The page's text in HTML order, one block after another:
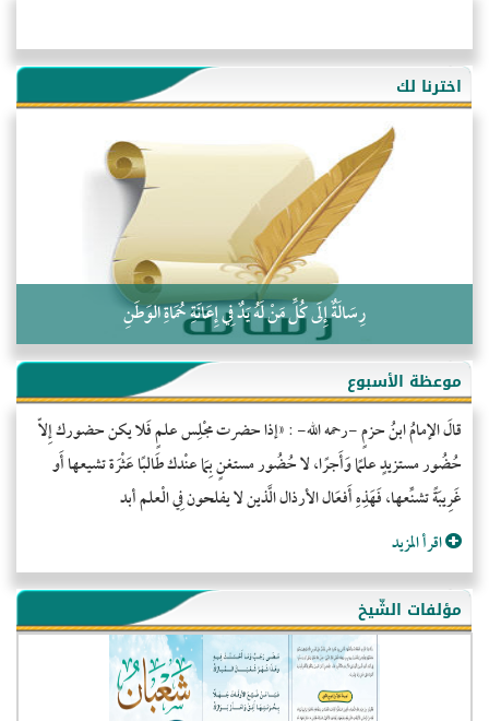
هذه سبيلنا فماذا تنقمون؟!
أُسُـسُ بَـيْـتِ الـمُسْـلِمِ
التَّعْلِيمُ القُرْآنِي
كلمة إلى إخواني السلفيين في الجزائر
اخترنا لك
رِسَالَةٌ إِلَى كُلِّ مَنْ لَهُ يَدٌ فِي إِعَانَةِ حُمَاةِ الوَطَنِ
موعظة الأسبوع
قالَ الإمامُ ابنُ حزمٍ -رحمه الله- : «إذا حضرت مجْلِس علمٍ فَلا يكن حضورك إِلاّ
حُضُور مستزيدٍ علمًا وَأَجرًا، لا حُضُور مستغنٍ بِمَا عنْدك طَالبًا عَثْرَة تشيعها أَو
غَرِيبَةً تشنِّعها، فَهَذِهِ أَفعَال الأرذال الَّذين لا يفلحون فِي الْعلم أبد
اقرأ المزيد
مؤلفات الشّيخ